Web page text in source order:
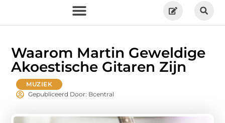
Waarom Martin Geweldige
Akoestische Gitaren Zijn
MUZIEK
Gepubliceerd Door: Bcentral